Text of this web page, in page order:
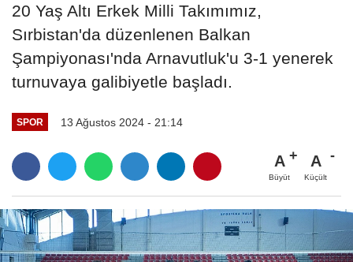
20 Yaş Altı Erkek Milli Takımımız,
Sırbistan'da düzenlenen Balkan
Şampiyonası'nda Arnavutluk'u 3-1 yenerek
turnuvaya galibiyetle başladı.
SPOR 13 Ağustos 2024 - 21:14
A
Büyüt
A
Küçült